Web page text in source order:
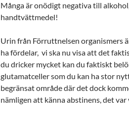
Många är onödigt negativa till
handtvättmedel!
Urin från Förruttnelsen organismers
ha fördelar, vi ska nu visa att det
du dricker mycket kan du faktiskt
glutamatceller som du kan ha stor
begränsat område där det dock
nämligen att känna abstinens, det var